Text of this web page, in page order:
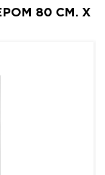
80 СМ. X